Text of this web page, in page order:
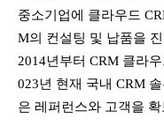
중소기업에 클라우드
M의 컨설팅 및 납품을
2014년부터 CRM 클라
023년 현재 국내 CRM
은 레퍼런스와 고객을